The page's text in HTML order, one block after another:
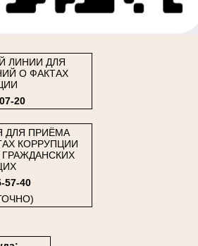
ЛИНИИ ДЛЯ
О ФАКТАХ
20
ДЛЯ ПРИЁМА
КОРРУПЦИИ
57-40